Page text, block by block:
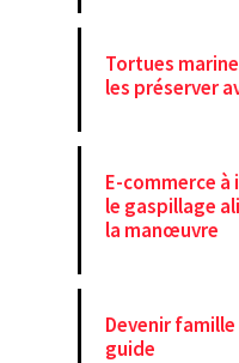
Tortues
les préserver
E-commerce
le gaspillage
la manœuvre
Devenir
guide